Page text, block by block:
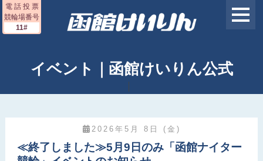
電 話 投 票
競輪場番号
11#
イベント｜函館けいりん公式
2026年5月 8日 (金)
≪終了しました≫5月9日のみ「函館ナイター